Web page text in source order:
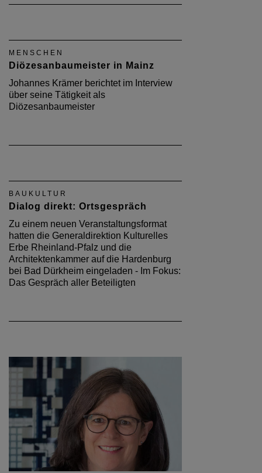
MENSCHEN
Diözesanbaumeister in Mainz
Johannes Krämer berichtet im Interview
über seine Tätigkeit als
Diözesanbaumeister
BAUKULTUR
Dialog direkt: Ortsgespräch
Zu einem neuen Veranstaltungsformat
hatten die Generaldirektion Kulturelles
Erbe Rheinland-Pfalz und die
Architektenkammer auf die Hardenburg
bei Bad Dürkheim eingeladen - Im Fokus:
Das Gespräch aller Beteiligten